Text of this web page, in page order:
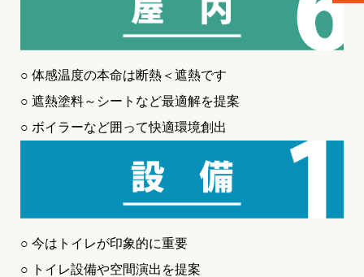
○ 体感温度の本命は断熱＜遮熱です
○ 遮熱塗料～シートなど最適解を提案
○ ボイラーなど囲って快適環境創出
○ 今はトイレが印象的に重要
○ トイレ設備や空間演出を提案